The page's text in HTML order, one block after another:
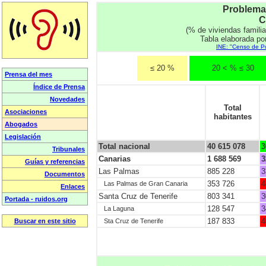
(% de viviendas
Tabla elaborada
INE: "Censo de
≤ 20 % 20 < % ≤ 30
Total
habitantes
Total nacional 40 615 078
Canarias
1 688 569
Las Palmas
885 228
Las Palmas de Gran Canaria 353 726
Santa Cruz de Tenerife
803 341
La Laguna 128 547
Sta Cruz de Tenerife 187 833